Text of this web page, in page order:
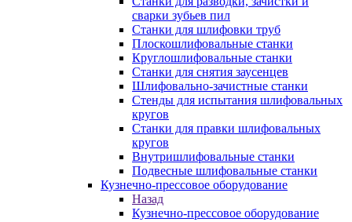
сварки зубьев пил
Станки для шлифовки труб
Плоскошлифовальные станки
Круглошлифовальные станки
Станки для снятия заусенцев
Шлифовально-зачистные станки
Стенды для испытания шлифовальных
кругов
Станки для правки шлифовальных
кругов
Внутришлифовальные станки
Подвесные шлифовальные станки
Кузнечно-прессовое оборудование
Назад
Кузнечно-прессовое оборудование